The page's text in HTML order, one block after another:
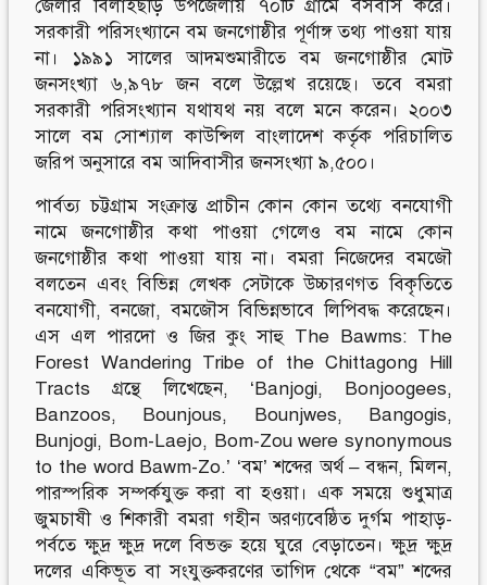
জেলার বিলাইছড়ি উপজেলায় ৭০টি গ্রামে বসবাস করে।
সরকারী পরিসংখ্যানে বম জনগোষ্ঠীর পূর্ণাঙ্গ তথ্য পাওয়া যায়
না। ১৯৯১ সালের আদমশুমারীতে বম জনগোষ্ঠীর মোট
জনসংখ্যা ৬,৯৭৮ জন বলে উল্লেখ রয়েছে। তবে বমরা
সরকারী পরিসংখ্যান যথাযথ নয় বলে মনে করেন। ২০০৩
সালে বম সোশ্যাল কাউন্সিল বাংলাদেশ কর্তৃক পরিচালিত
জরিপ অনুসারে বম আদিবাসীর জনসংখ্যা ৯,৫০০।
পার্বত্য চট্টগ্রাম সংক্রান্ত প্রাচীন কোন কোন তথ্যে বনযোগী
নামে জনগোষ্ঠীর কথা পাওয়া গেলেও বম নামে কোন
জনগোষ্ঠীর কথা পাওয়া যায় না। বমরা নিজেদের বমজৌ
বলতেন এবং বিভিন্ন লেখক সেটাকে উচ্চারণগত বিকৃতিতে
বনযোগী, বনজো, বমজৌস বিভিন্নভাবে লিপিবদ্ধ করেছেন।
এস এল পারদো ও জির কুং সাহু The Bawms: The
Forest Wandering Tribe of the Chittagong Hill
Tracts গ্রন্থে লিখেছেন, ‘Banjogi, Bonjoogees,
Banzoos, Bounjous, Bounjwes, Bangogis,
Bunjogi, Bom-Laejo, Bom-Zou were synonymous
to the word Bawm-Zo.’ ‘বম’ শব্দের অর্থ – বন্ধন, মিলন,
পারস্পরিক সম্পর্কযুক্ত করা বা হওয়া। এক সময়ে শুধুমাত্র
জুমচাষী ও শিকারী বমরা গহীন অরণ্যবেষ্ঠিত দুর্গম পাহাড়-
পর্বতে ক্ষুদ্র ক্ষুদ্র দলে বিভক্ত হয়ে ঘুরে বেড়াতেন। ক্ষুদ্র ক্ষুদ্র
দলের একিভূত বা সংযুক্তকরণের তাগিদ থেকে “বম” শব্দের